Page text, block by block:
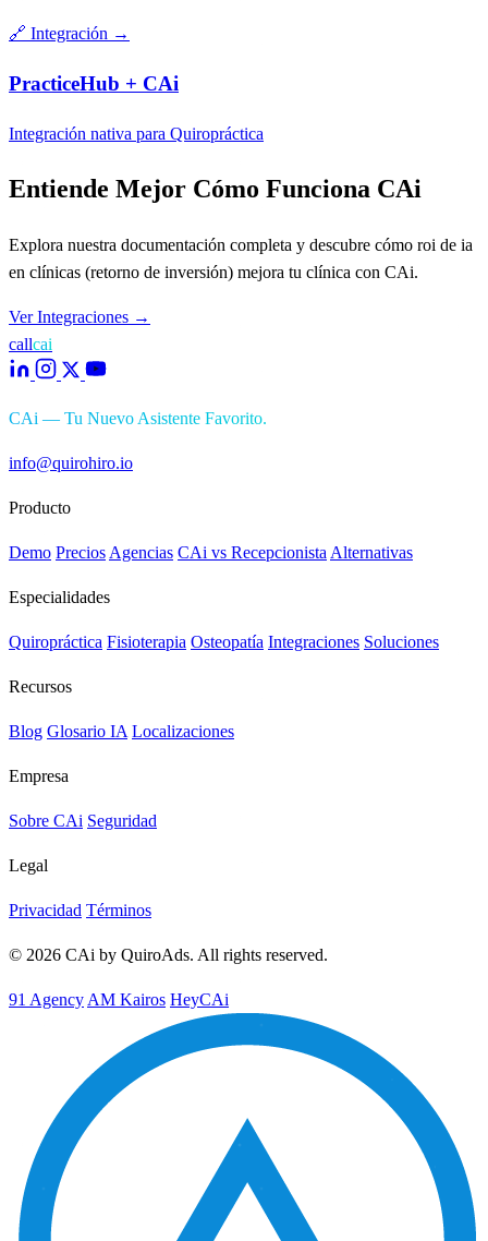
🔗 Integración →
PracticeHub + CAi
Integración nativa para Quiropráctica
Entiende Mejor Cómo Funciona CAi
Explora nuestra documentación completa y descubre cómo roi de ia
en clínicas (retorno de inversión) mejora tu clínica con CAi.
Ver Integraciones →
callcai
CAi — Tu Nuevo Asistente Favorito.
info@quirohiro.io
Producto
Demo Precios Agencias CAi vs Recepcionista Alternativas
Especialidades
Quiropráctica Fisioterapia Osteopatía Integraciones Soluciones
Recursos
Blog Glosario IA Localizaciones
Empresa
Sobre CAi Seguridad
Legal
Privacidad Términos
© 2026 CAi by QuiroAds. All rights reserved.
91 Agency AM Kairos HeyCAi